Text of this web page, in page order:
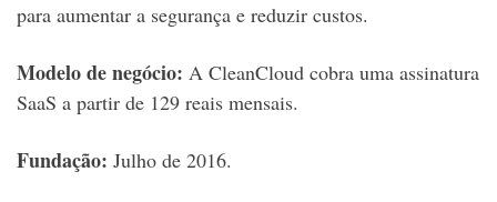
para aumentar a segurança e reduzir custos.
Modelo de negócio: A CleanCloud cobra uma assinatura
SaaS a partir de 129 reais mensais.
Fundação: Julho de 2016.